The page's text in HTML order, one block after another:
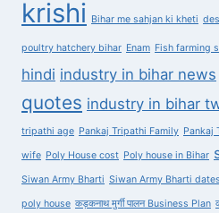
krishi Bihar me sahjan ki kheti
poultry hatchery bihar Enam Fish farming
hindi industry in bihar news
quotes industry in bihar
tripathi age Pankaj Tripathi Family Pankaj
wife Poly House cost Poly house in Bihar
Siwan Army Bharti Siwan Army Bharti dates
poly house कड़कनाथ मुर्गी पालन Business Plan